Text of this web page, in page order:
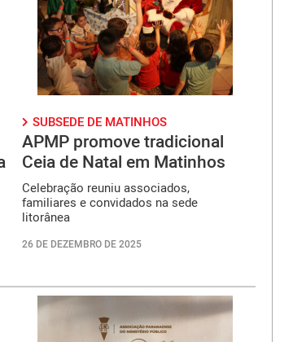
SUBSEDE DE MATINHOS
APMP promove tradicional
Ceia de Natal em Matinhos
Celebração reuniu associados,
familiares e convidados na sede
litorânea
26 DE DEZEMBRO DE 2025